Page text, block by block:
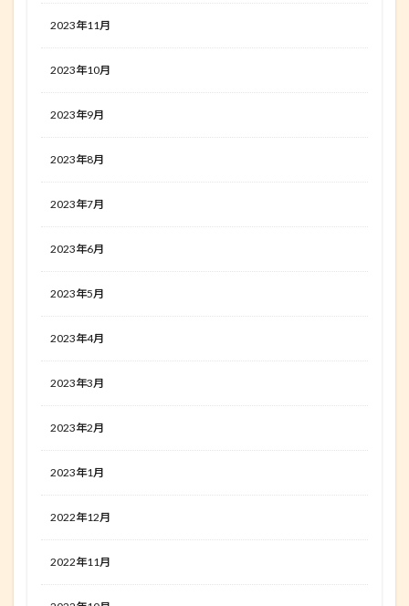
2023年11月
2023年10月
2023年9月
2023年8月
2023年7月
2023年6月
2023年5月
2023年4月
2023年3月
2023年2月
2023年1月
2022年12月
2022年11月